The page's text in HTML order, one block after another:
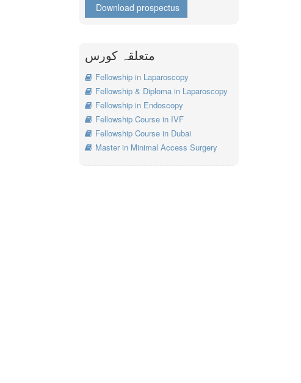
Download prospectus
متعلقہ کورس
Fellowship in Laparoscopy
Fellowship & Diploma in Laparoscopy
Fellowship in Endoscopy
Fellowship Course in IVF
Fellowship Course in Dubai
Master in Minimal Access Surgery